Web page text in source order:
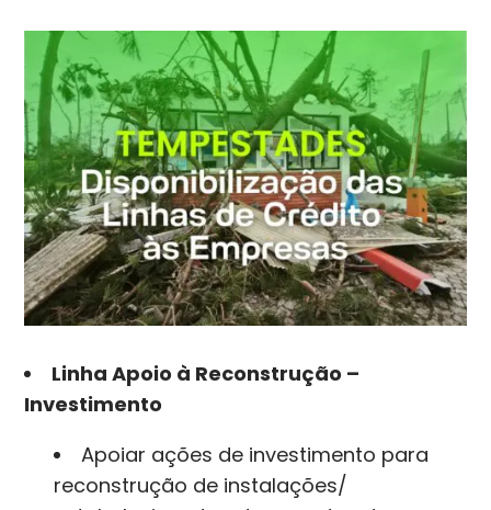
Linha Apoio à Reconstrução –
Investimento
Apoiar ações de investimento para
reconstrução de instalações/